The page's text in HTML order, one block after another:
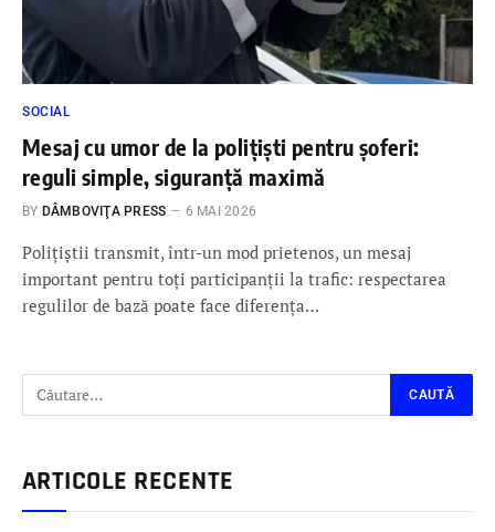
SOCIAL
Mesaj cu umor de la polițiști pentru șoferi:
reguli simple, siguranță maximă
BY DÂMBOVIŢA PRESS 6 MAI 2026
Polițiștii transmit, într-un mod prietenos, un mesaj
important pentru toți participanții la trafic: respectarea
regulilor de bază poate face diferența…
ARTICOLE RECENTE